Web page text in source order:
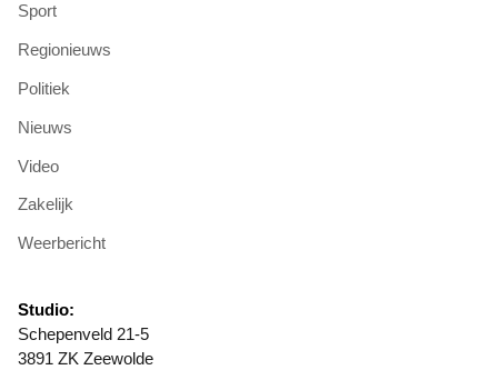
Sport
Regionieuws
Politiek
Nieuws
Video
Zakelijk
Weerbericht
Studio:
Schepenveld 21-5
3891 ZK Zeewolde